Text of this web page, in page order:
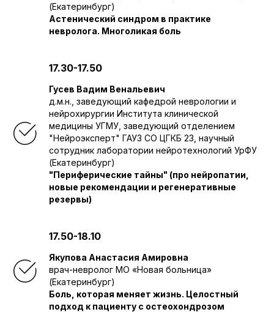
(Екатеринбург)
Астенический синдром в практике
невролога. Многоликая боль
17.30-17.50
Гусев Вадим Венальевич
д.м.н., заведующий кафедрой неврологии и
нейрохирургии Института клинической
медицины УГМУ, заведующий отделением
"Нейроэксперт" ГАУЗ СО ЦГКБ 23, научный
сотрудник лаборатории нейротехнологий УрФУ
(Екатеринбург)
"Периферические тайны" (про нейропатии,
новые рекомендации и регенеративные
резервы)
17.50-18.10
Якупова Анастасия Амировна
врач-невролог МО «Новая больница»
(Екатеринбург)
Боль, которая меняет жизнь. Целостный
подход к пациенту с остеохондрозом